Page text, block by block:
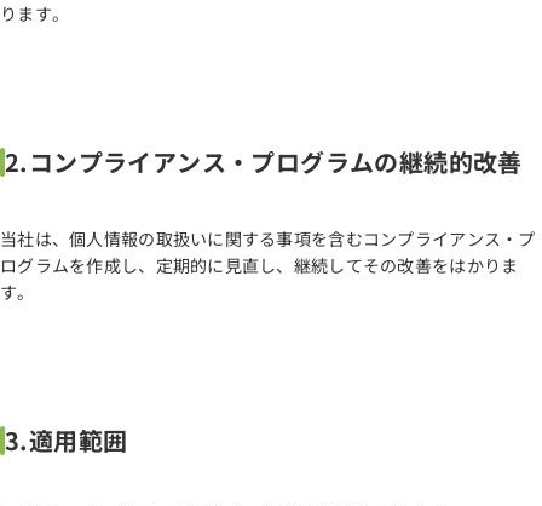
ります。
2.コンプライアンス・プログラムの継続的改善
当社は、個人情報の取扱いに関する事項を含むコンプライアンス・プ
ログラムを作成し、定期的に見直し、継続してその改善をはかりま
す。
3.適用範囲